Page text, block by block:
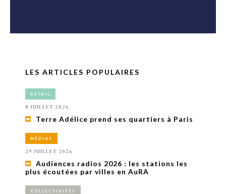
LES ARTICLES POPULAIRES
RETAIL
8 JUILLET 2026
Terre Adélice prend ses quartiers à Paris
MÉDIAS
29 JUILLET 2026
Audiences radios 2026 : les stations les
plus écoutées par villes en AuRA
COLLECTIVITÉS